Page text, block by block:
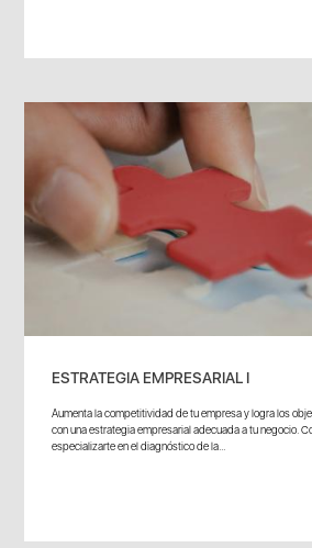
ESTRATEGIA EMPRESARIAL I
Aumenta la competitividad de tu empresa y logra los
con una estrategia empresarial adecuada a tu negocio.
especializarte en el diagnóstico de la...